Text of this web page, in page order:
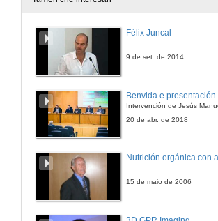
26 de xuño de 2014
Félix Juncal
9 de set. de 2014
Benvida e presentación
20 de abr. de 2018
Nutrición orgánica con
15 de maio de 2006